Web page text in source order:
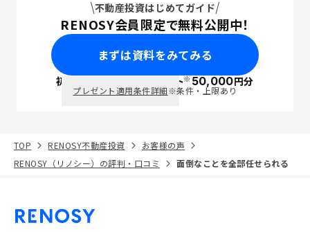
不動産投資はじめてガイド
RENOSY会員限定で無料公開中！
まずは資料をみてみる
初回面談で ポイント※50,000円分
プレゼント適用条件詳細※条件・上限あり
TOP RENOSY不動産投資
お客様の声
RENOSY（リノシー）の評判・口コミ
面倒なことを全部任せられる